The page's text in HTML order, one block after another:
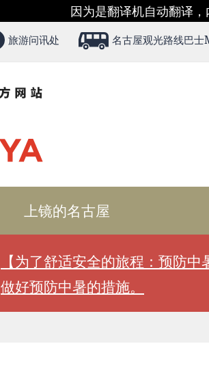
因为是翻译机自动翻译
旅游问讯处 名古屋观光路线巴
上镜的名古屋
【为了舒适安全的旅程：预防
做好预防中暑的措施。